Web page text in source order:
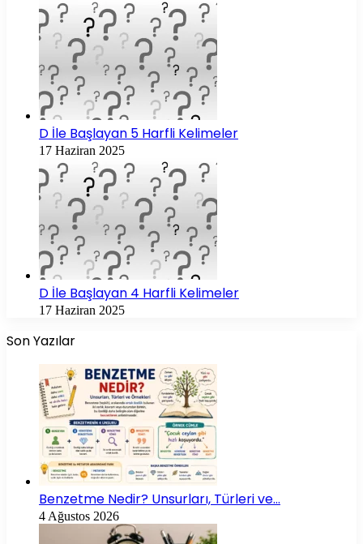
D İle Başlayan 5 Harfli Kelimeler
17 Haziran 2025
D İle Başlayan 4 Harfli Kelimeler
17 Haziran 2025
Son Yazılar
Benzetme Nedir? Unsurları, Türleri ve…
4 Ağustos 2026